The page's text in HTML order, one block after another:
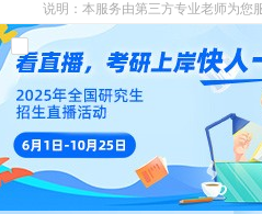
说明：本服务由第三方专业老师为您
我已阅读并同意 《用户政策》
《
使用协议》